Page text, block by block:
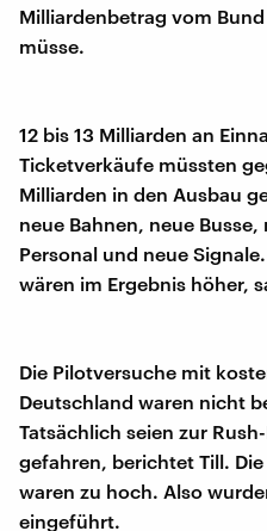
Milliardenbetrag vom
müsse.
12 bis 13 Milliarden an
Ticketverkäufe müssten
Milliarden in den Ausbau
neue Bahnen, neue
Personal und neue
wären im Ergebnis höher,
Die Pilotversuche mit
Deutschland waren nicht
Tatsächlich seien zur
gefahren, berichtet Till.
waren zu hoch. Also
eingeführt.